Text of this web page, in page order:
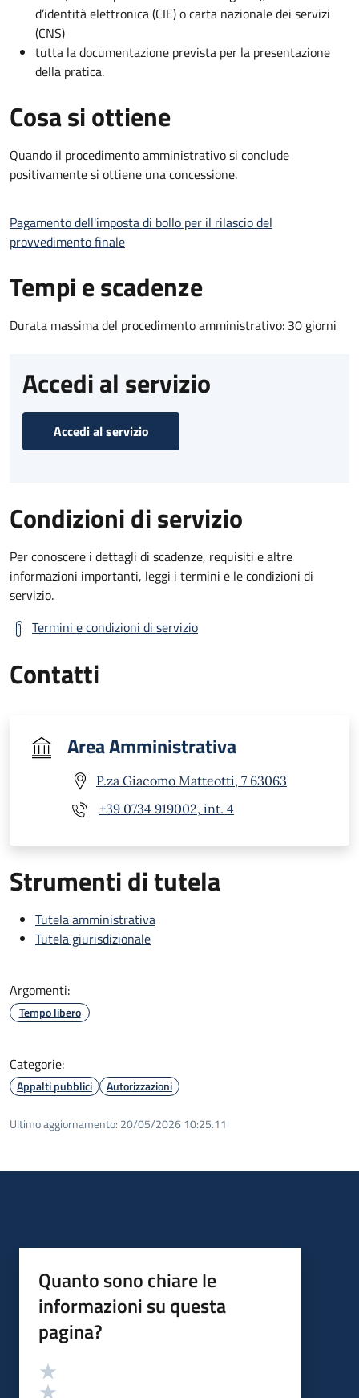
d’identità elettronica (CIE) o carta nazionale dei servizi
(CNS)
tutta la documentazione prevista per la presentazione
della pratica.
Cosa si ottiene
Quando il procedimento amministrativo si conclude
positivamente si ottiene una concessione.
Pagamento dell'imposta di bollo per il rilascio del
provvedimento finale
Tempi e scadenze
Durata massima del procedimento amministrativo: 30 giorni
Accedi al servizio
Accedi al servizio
Condizioni di servizio
Per conoscere i dettagli di scadenze, requisiti e altre
informazioni importanti, leggi i termini e le condizioni di
servizio.
Termini e condizioni di servizio
Contatti
Area Amministrativa
P.za Giacomo Matteotti, 7 63063
+39 0734 919002, int. 4
Strumenti di tutela
Tutela amministrativa
Tutela giurisdizionale
Argomenti:
Tempo libero
Categorie:
Appalti pubblici Autorizzazioni
Ultimo aggiornamento: 20/05/2026 10:25.11
Quanto sono chiare le
informazioni su questa
pagina?
Valutazione